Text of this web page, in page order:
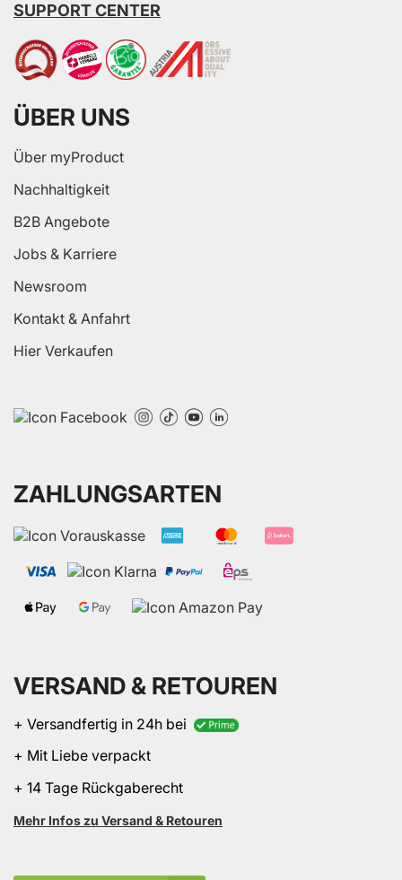
SUPPORT CENTER
ÜBER UNS
Über myProduct
Nachhaltigkeit
B2B Angebote
Jobs & Karriere
Newsroom
Kontakt & Anfahrt
Hier Verkaufen
ZAHLUNGSARTEN
VERSAND & RETOUREN
+ Versandfertig in 24h bei
+ Mit Liebe verpackt
+ 14 Tage Rückgaberecht
Mehr Infos zu Versand & Retouren